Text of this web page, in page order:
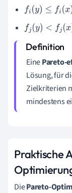
fi(y)≤f (x) ∀i
fj(y)<f (x) für
EinePareto-
Lösung, für
Zielkriterien
mindestens
Praktische
DiePareto-